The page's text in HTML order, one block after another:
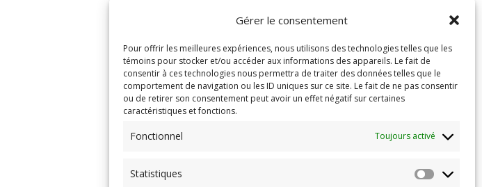
Gérer le consentement
Pour offrir les meilleures expériences, nous utilisons des technologies telles que les
témoins pour stocker et/ou accéder aux informations des appareils. Le fait de
consentir à ces technologies nous permettra de traiter des données telles que le
comportement de navigation ou les ID uniques sur ce site. Le fait de ne pas consentir
ou de retirer son consentement peut avoir un effet négatif sur certaines
caractéristiques et fonctions.
Fonctionnel Toujours activé
Statistiques